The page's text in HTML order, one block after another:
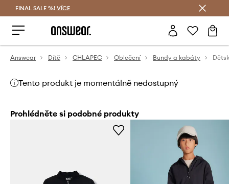
FINAL SALE %! VÍCE
Answear Dítě CHLAPEC Oblečení Bundy a kabáty
Tento produkt je momentálně nedostupný
Prohlédněte si podobné produkty